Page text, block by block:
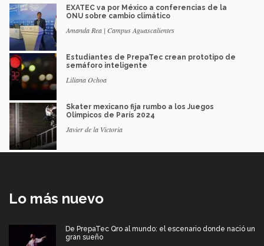
EXATEC va por México a conferencias de la
ONU sobre cambio climático
Amanda Rea | Campus Aguascalientes
Estudiantes de PrepaTec crean prototipo de
semáforo inteligente
Liliana Ochoa
Skater mexicano fija rumbo a los Juegos
Olímpicos de París 2024
Javier de la Victoria
Lo más nuevo
De PrepaTec Qro al mundo: el escenario donde nació un
gran sueño